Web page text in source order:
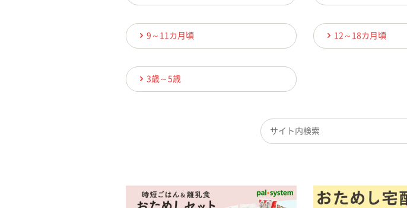
9～11カ月頃 12～18カ月頃
3歳～5歳
検索キーワード入力